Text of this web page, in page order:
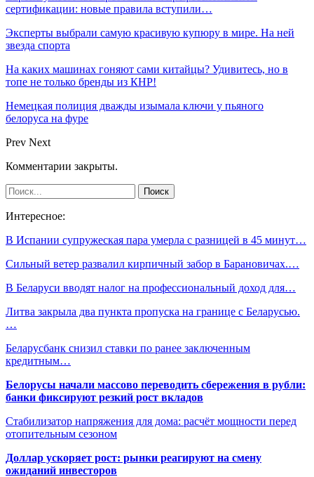
сертификации: новые правила вступили…
Эксперты выбрали самую красивую купюру в мире. На ней
звезда спорта
На каких машинах гоняют сами китайцы? Удивитесь, но в
топе не только бренды из КНР!
Немецкая полиция дважды изымала ключи у пьяного
белоруса на фуре
Prev Next
Комментарии закрыты.
Интересное:
В Испании супружеская пара умерла с разницей в 45 минут…
Сильный ветер развалил кирпичный забор в Барановичах.…
В Беларуси вводят налог на профессиональный доход для…
Литва закрыла два пункта пропуска на границе с Беларусью.
…
Беларусбанк снизил ставки по ранее заключенным
кредитным…
Белорусы начали массово переводить сбережения в рубли:
банки фиксируют резкий рост вкладов
Стабилизатор напряжения для дома: расчёт мощности перед
отопительным сезоном
Доллар ускоряет рост: рынки реагируют на смену
ожиданий инвесторов